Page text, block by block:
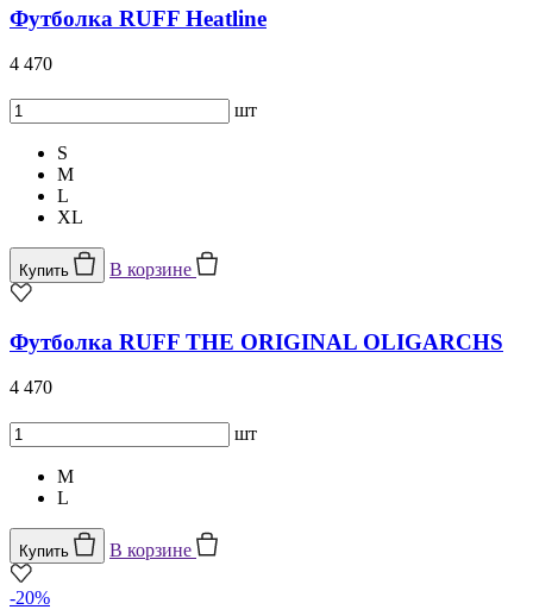
Футболка RUFF Heatline
4 470
шт
S
M
L
XL
Купить В корзине
Футболка RUFF THE ORIGINAL OLIGARCHS
4 470
шт
M
L
Купить В корзине
-20%